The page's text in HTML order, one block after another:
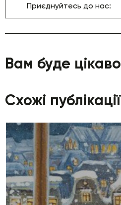
Приєднуйтесь до нас:
Вам буде цікаво
Схожі публікації